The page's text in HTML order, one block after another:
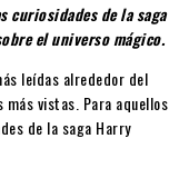
curiosidades de la saga
el universo mágico.
leídas alrededor del
más vistas. Para aquellos
de la saga Harry